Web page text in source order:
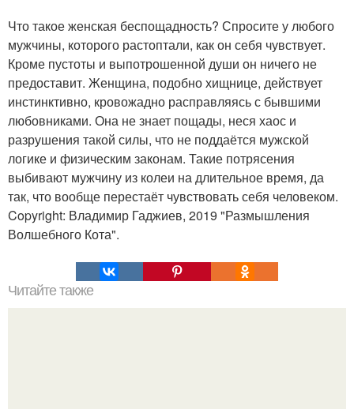
Что такое женская беспощадность? Спросите у любого
мужчины, которого растоптали, как он себя чувствует.
Кроме пустоты и выпотрошенной души он ничего не
предоставит. Женщина, подобно хищнице, действует
инстинктивно, кровожадно расправляясь с бывшими
любовниками. Она не знает пощады, неся хаос и
разрушения такой силы, что не поддаётся мужской
логике и физическим законам. Такие потрясения
выбивают мужчину из колеи на длительное время, да
так, что вообще перестаёт чувствовать себя человеком.
Copyright: Владимир Гаджиев, 2019 "Размышления
Волшебного Кота".
Читайте также